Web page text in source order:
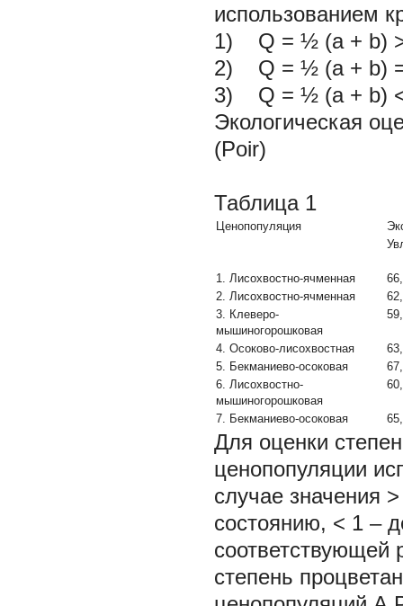
использованием
1) Q = ½ (а + b) >
2) Q = ½ (а + b) =
3) Q = ½ (а + b) <
Экологическая
(Poir)
Таблица 1
Ценопопуляция
1. Лисохвостно-ячменная
2. Лисохвостно-ячменная
3. Клеверо-
мышиногорошковая
4. Осоково-лисохвостная
5. Бекманиево-осоковая
6. Лисохвостно-
мышиногорошковая
7. Бекманиево-осоковая
Для оценки
ценопопуляции
случае значения
состоянию, < 1 –
соответствующей
степень